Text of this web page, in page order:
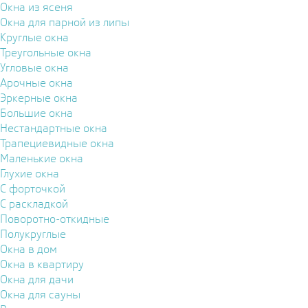
Окна из ясеня
Окна для парной из липы
Круглые окна
Треугольные окна
Угловые окна
Арочные окна
Эркерные окна
Большие окна
Нестандартные окна
Трапециевидные окна
Маленькие окна
Глухие окна
С форточкой
С раскладкой
Поворотно-откидные
Полукруглые
Окна в дом
Окна в квартиру
Окна для дачи
Окна для сауны